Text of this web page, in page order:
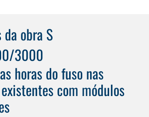
da obra S
3000
horas do fuso nas
com módulos